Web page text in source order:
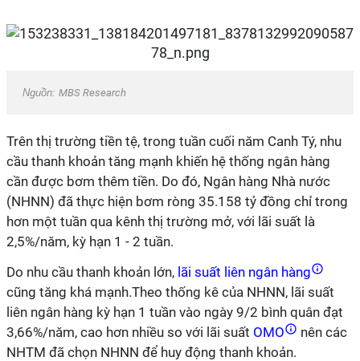
Nguồn: MBS Research
Trên thị trường tiền tệ, trong tuần cuối năm Canh Tý, nhu
cầu thanh khoản tăng mạnh khiến hệ thống ngân hàng
cần được bơm thêm tiền. Do đó, Ngân hàng Nhà nước
(NHNN) đã thực hiện bơm ròng 35.158 tỷ đồng chỉ trong
hơn một tuần qua kênh thị trường mở, với lãi suất là
2,5%/năm, kỳ hạn 1 - 2 tuần.
Do nhu cầu thanh khoản lớn, lãi suất liên ngân hàng
cũng tăng khá mạnh.Theo thống kê của NHNN, lãi suất
liên ngân hàng kỳ hạn 1 tuần vào ngày 9/2 bình quân đạt
3,66%/năm, cao hơn nhiều so với lãi suất OMO
nên các
NHTM đã chọn NHNN để huy động thanh khoản.